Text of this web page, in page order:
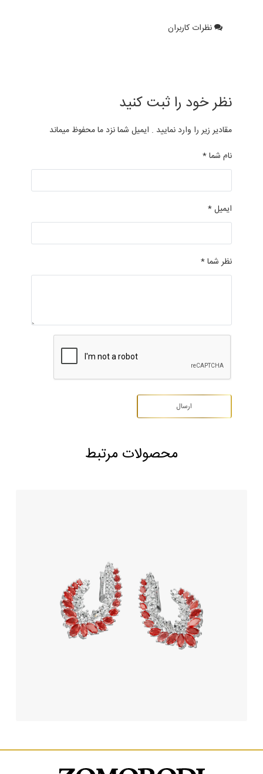
نظرات کاربران
نظر خود را ثبت کنید
مقادیر زیر را وارد نمایید . ایمیل شما نزد ما محفوظ میماند
نام شما *
ایمیل *
نظر شما *
محصولات مرتبط
گوشواره جواهر یاقوت سرخ طرح آنجل
1,009,250,000 تومان